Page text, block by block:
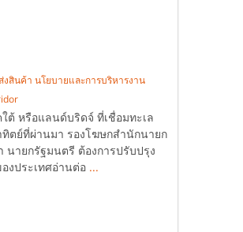
งสินค้า นโยบายและการบริหารงาน
ต้ หรือแลนด์บริดจ์ ที่เชื่อมทะเล
ตย์ที่ผ่านมา รองโฆษกสำนักนายก
ายกรัฐมนตรี ต้องการปรับปรุง
งประเทศอ่านต่อ ...